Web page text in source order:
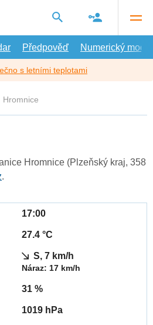
Předpověď Numerický model
s letními teplotami
Hromnice
Hromnice (Plzeňský kraj, 358
.
17:00
27.4 °C
S, 7 km/h
Náraz: 17 km/h
31 %
1019 hPa